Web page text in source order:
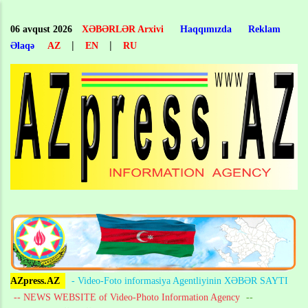
main
content
06 avqust 2026 XƏBƏRLƏR Arxivi Haqqımızda
Reklam
Əlaqə
AZ | EN | RU
AZpress.AZ
- Video-Foto informasiya Agentliyinin XƏBƏR SAYTI
-- NEWS WEBSITE of Video-Photo Information Agency --